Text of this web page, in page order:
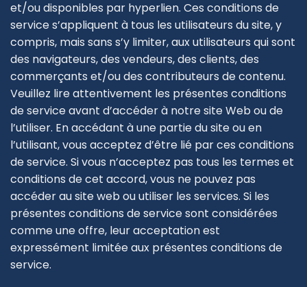
et/ou disponibles par hyperlien. Ces conditions de
service s’appliquent à tous les utilisateurs du site, y
compris, mais sans s’y limiter, aux utilisateurs qui sont
des navigateurs, des vendeurs, des clients, des
commerçants et/ou des contributeurs de contenu.
Veuillez lire attentivement les présentes conditions
de service avant d’accéder à notre site Web ou de
l’utiliser. En accédant à une partie du site ou en
l’utilisant, vous acceptez d’être lié par ces conditions
de service. Si vous n’acceptez pas tous les termes et
conditions de cet accord, vous ne pouvez pas
accéder au site web ou utiliser les services. Si les
présentes conditions de service sont considérées
comme une offre, leur acceptation est
expressément limitée aux présentes conditions de
service.